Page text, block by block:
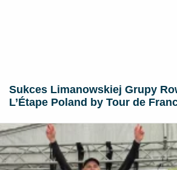
Sukces Limanowskiej Grupy
L’Étape Poland by Tour de